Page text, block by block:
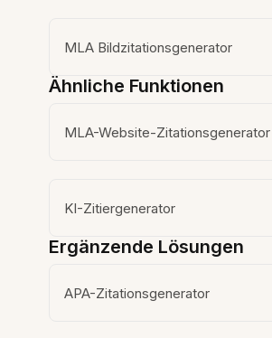
MLA Bildzitationsgenerator
Ähnliche Funktionen
MLA-Website-Zitationsgenerator
KI-Zitiergenerator
Ergänzende Lösungen
APA-Zitationsgenerator